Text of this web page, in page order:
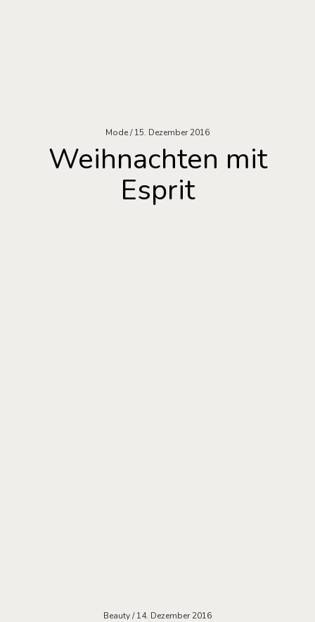
Mode 15. Dezember 2016
Weihnachten mit
Esprit
Beauty 14. Dezember 2016